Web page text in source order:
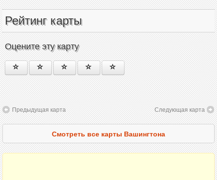
Рейтинг карты
Оцените эту карту
Предыдущая карта Следующая карта
Смотреть все карты Вашингтона